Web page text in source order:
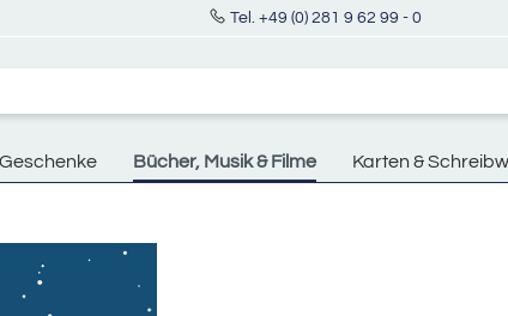
Tel. +49 (0) 281 9 62 99 - 0
Geschenke Bücher, Musik & Filme Karten &